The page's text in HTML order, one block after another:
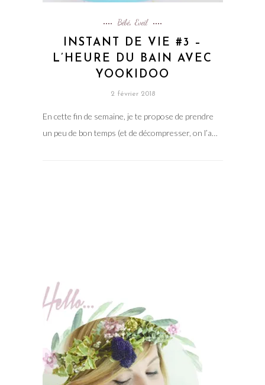
Bébé, Eveil
INSTANT DE VIE #3 –
L’HEURE DU BAIN AVEC
YOOKIDOO
2 février 2018
En cette fin de semaine, je te propose de prendre
un peu de bon temps (et de décompresser, on l’a…